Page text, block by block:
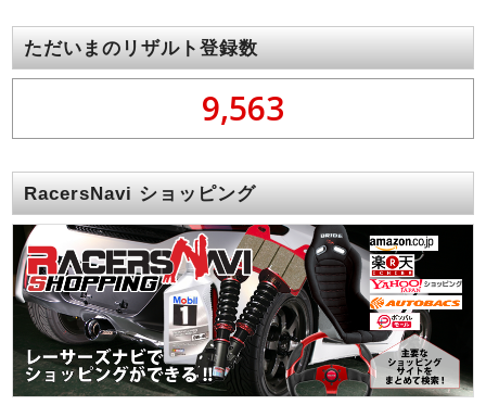
ただいまのリザルト登録数
9,563
RacersNavi ショッピング